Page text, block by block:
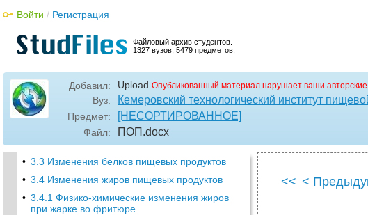
Файловый архив студентов.
1327 вузов, 5479 предметов.
Войти / Регистрация
Добавил: Upload Опубликованный материал нарушает ваши
Вуз: Кемеровский технологический институт
Предмет: [НЕСОРТИРОВАННОЕ]
Файл: ПОП .docx
• 3.3 Изменения белков пищевых продуктов
• 3.4 Изменения жиров пищевых продуктов
• 3.4.1 Физико-химические изменения жиров
при жарке во фритюре
<< <